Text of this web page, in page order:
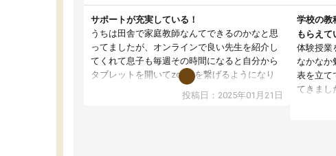
サポートが充実している！
うちは田舎で家庭教師なんてできるのかなと思
ってましたが、オンラインで良い先生を紹介し
てくれて息子も毎週その時間になると自分から
タブレットを開いてzoomを繋げるようになり
ました！5科目なんでもOKなのもとても気に入
投稿日：2025年01月21日
学校の教
もらえて
体験授業
なかなか
表を立て
てきまし
オンラ
い日も